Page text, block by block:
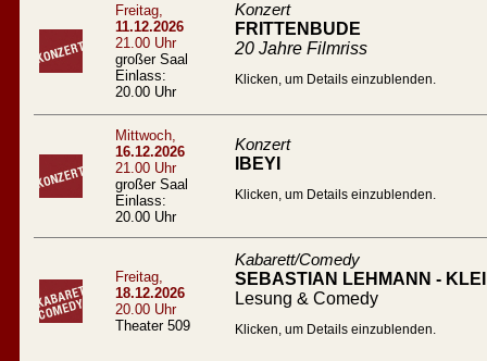
Freitag,
11.12.2026
21.00 Uhr
großer Saal
Einlass:
20.00 Uhr
Konzert
FRITTENBUDE
20 Jahre Filmriss
Klicken, um Details einzublenden.
Mittwoch,
16.12.2026
21.00 Uhr
großer Saal
Einlass:
20.00 Uhr
Konzert
IBEYI
Klicken, um Details einzublenden.
Freitag,
18.12.2026
20.00 Uhr
Theater 509
Kabarett/Comedy
SEBASTIAN LEHMANN -
Lesung & Comedy
Klicken, um Details einzublenden.